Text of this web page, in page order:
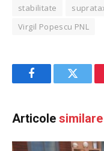
stabilitate
Virgil Popescu PNL
FacebookTwitter
Articole similare